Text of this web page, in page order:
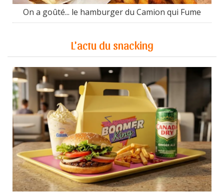
On a goûté... le hamburger du Camion qui Fume
L'actu du snacking